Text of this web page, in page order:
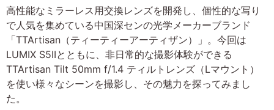
高性能なミラーレス用交換レンズを開発し、個性的な写り
で人気を集めている中国深センの光学メーカーブランド
「TTArtisan（ティーティーアーティザン）」。今回は
LUMIX S5IIとともに、非日常的な撮影体験ができる
TTArtisan Tilt 50mm f/1.4 ティルトレンズ（Lマウント）
を使い様々なシーンを撮影し、その魅力を探ってみまし
た。